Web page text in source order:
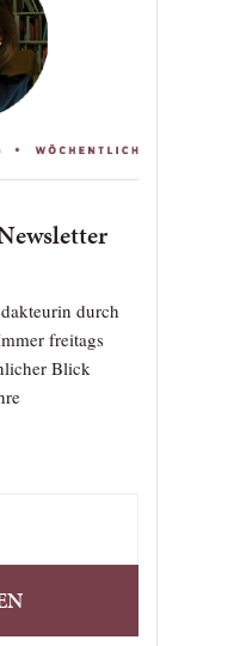
durch
freitags
Blick